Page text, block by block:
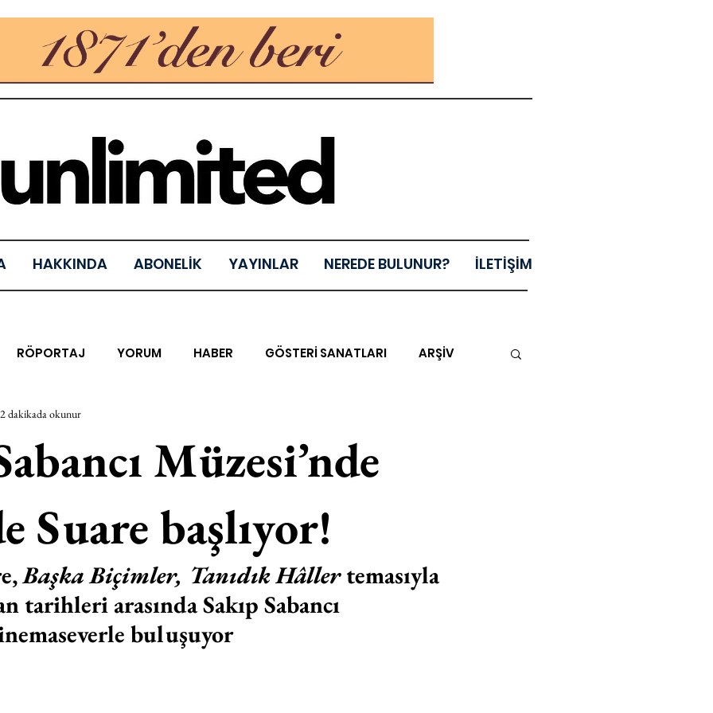
HAKKINDA ABONELİK YAYINLAR NEREDE BULUNUR? İLETİŞİM
RÖPORTAJ YORUM HABER GÖSTERİ SANATLARI ARŞİV
YEL TOZ PORTRELER ON SORULUK SOHBETLER
XXY ODAK: RESİM KIVRIM PARIS UNLIMITED
SINIRSIZ ZİYARETLER
Müzesi’nde
Suare başlıyor!
2 dakikada okunur
Başka Biçimler, Tanıdık Hâller temasıyla
tarihleri arasında Sakıp Sabancı
buluşuyor